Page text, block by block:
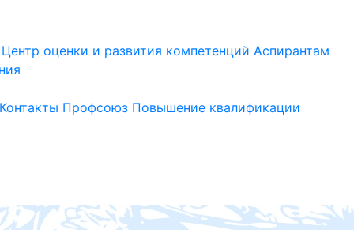
Центр оценки и развития компетенций Аспирантам
Контакты Профсоюз Повышение квалификации